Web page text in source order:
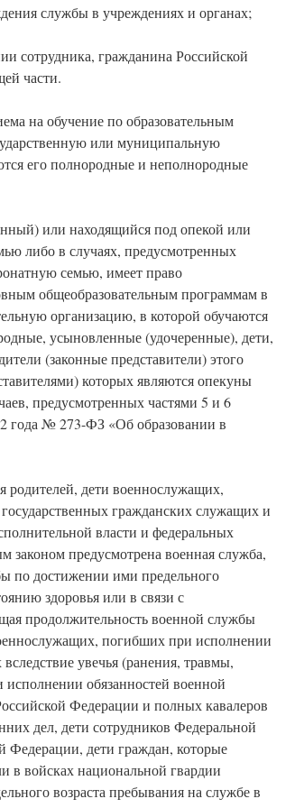
службы в учреждениях и органах;
сотрудника, гражданина Российской
части.
на обучение по образовательным
или муниципальную
его полнородные и неполнородные
или находящийся под опекой или
либо в случаях, предусмотренных
семью, имеет право
общеобразовательным программам в
организацию, в которой обучаются
усыновленные (удочеренные), дети,
(законные представители) этого
которых являются опекуны
предусмотренных частями 5 и 6
года № 273-ФЗ «Об образовании в
родителей, дети военнослужащих,
гражданских служащих и
власти и федеральных
законом предусмотрена военная служба,
по достижении ими предельного
здоровья или в связи с
продолжительность военной службы
погибших при исполнении
увечья (ранения, травмы,
обязанностей военной
Федерации и полных кавалеров
дел, дети сотрудников Федеральной
Федерации, дети граждан, которые
в войсках национальной гвардии
возраста пребывания на службе в